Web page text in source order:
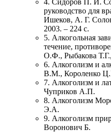
руководство для
Ишеков, А. Г.
2003. – 224 с.
5. Алкогольная
течение,
О.Ф., Рыбакова
6. Алкоголизм и
В.М., Короленко
7. Алкоголизм и
Чуприков А.П.
8. Алкоголизм
Э.А.
9. Алкоголизм
Воронович Б.